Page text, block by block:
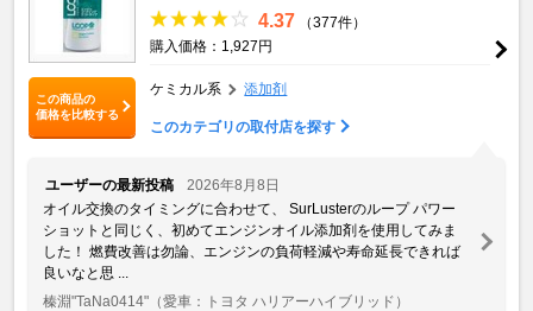
この商品の
価格を比較する
4.37
（377件）
購入価格：1,927円
ケミカル系 添加剤
このカテゴリの取付店を探す
ユーザーの最新投稿
2026年8月8日
オイル交換のタイミングに合わせて、 SurLusterのループ パワー
ショットと同じく、初めてエンジンオイル添加剤を使用してみま
した！ 燃費改善は勿論、エンジンの負荷軽減や寿命延長できれば
良いなと思 ...
榛淵"TaNa0414" （愛車：トヨタ ハリアーハイブリッド）